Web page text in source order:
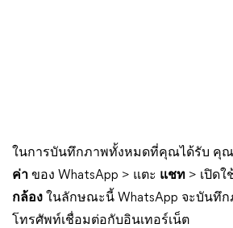
ในการบันทึกภาพทั้งหมดที่คุณได้รับ คุ
ค่า ของ WhatsApp > แตะ แชท > เปิดใ
กล้อง ในลักษณะนี้ WhatsApp จะบันทึ
โทรศัพท์เชื่อมต่อกับอินเทอร์เน็ต